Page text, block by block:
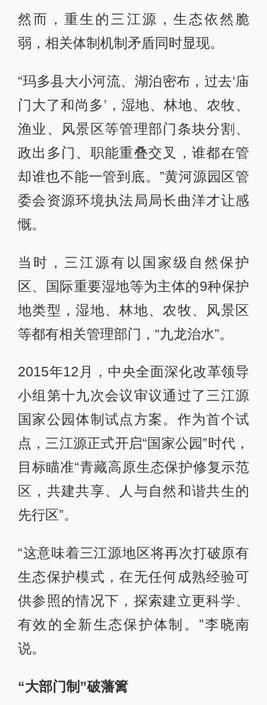
然而，重生的三江源，生态依然脆
弱，相关体制机制矛盾同时显现。
“玛多县大小河流、湖泊密布，过去‘庙
门大了和尚多’，湿地、林地、农牧、
渔业、风景区等管理部门条块分割、
政出多门、职能重叠交叉，谁都在管
却谁也不能一管到底。”黄河源园区管
委会资源环境执法局局长曲洋才让感
慨。
当时，三江源有以国家级自然保护
区、国际重要湿地等为主体的9种保护
地类型，湿地、林地、农牧、风景区
等都有相关管理部门，“九龙治水”。
2015年12月，中央全面深化改革领导
小组第十九次会议审议通过了三江源
国家公园体制试点方案。作为首个试
点，三江源正式开启“国家公园”时代，
目标瞄准“青藏高原生态保护修复示范
区，共建共享、人与自然和谐共生的
先行区”。
“这意味着三江源地区将再次打破原有
生态保护模式，在无任何成熟经验可
供参照的情况下，探索建立更科学、
有效的全新生态保护体制。”李晓南
说。
“大部门制”破藩篱